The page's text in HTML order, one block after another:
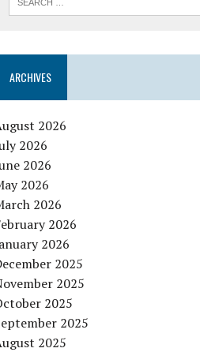
ARCHIVES
2026
2026
2026
2026
2026
2026
2026
2025
2025
2025
2025
2025